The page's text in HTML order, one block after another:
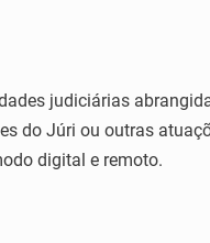
judiciárias
do Júri ou outras
digital e remoto.